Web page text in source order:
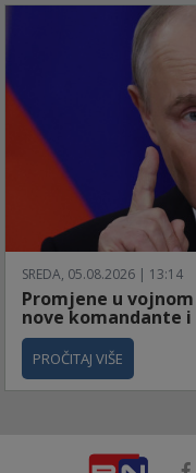
SREDA, 05.08.2026 | 13:14
Promjene u
nove komandante
PROČITAJ VIŠE